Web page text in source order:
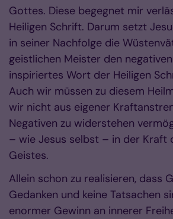
Gottes. Diese begegnet mir
Heiligen Schrift. Darum setzt
in seiner Nachfolge die
geistlichen Meister den
inspiriertes Wort der Heiligen
Auch wir müssen zu diesem
wir nicht aus eigener
Negativen zu widerstehen
– wie Jesus selbst – in der Kraft
Geistes.
Allein schon zu realisieren, dass
Gedanken und keine Tatsachen
enormer Gewinn an innerer